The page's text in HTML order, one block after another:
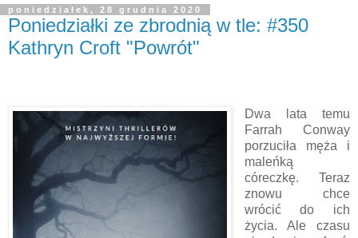
poniedziałek, 28 grudnia 2020
Poniedziałki ze zbrodnią w tle: #350
Kathryn Croft "Powrót"
Dwa lata temu
Farrah Conway
porzuciła męża i
maleńką
córeczkę. Teraz
znowu chce
wrócić do ich
życia. Ale czasu